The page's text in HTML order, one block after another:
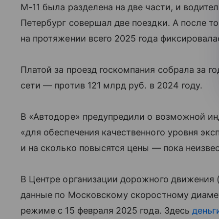
М-11 была разделена на две части, и
Петербург совершал две поездки. А после
на протяжении всего 2025 года
Платой за проезд госкомпания собрала за
сети — против 121 млрд руб. в 2024 году.
В «Автодоре» предупредили о возможной
«для обеспечения качественного уровня
и на сколько повысятся цены — пока
В Центре организации дорожного
данные по Московскому скоростному
режиме с 15 февраля 2025 года. Здесь